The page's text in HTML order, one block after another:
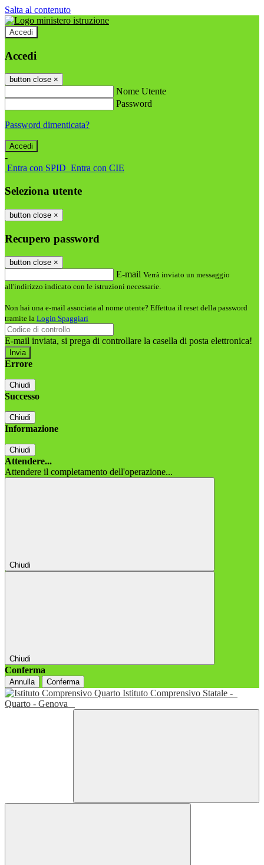
Salta al contenuto
Accedi
Accedi
button close ×
Nome Utente
Password
Password dimenticata?
-
Entra con SPID Entra con CIE
Seleziona utente
button close ×
Recupero password
button close ×
E-mail Verrà inviato un messaggio
all'indirizzo indicato con le istruzioni necessarie.
Non hai una e-mail associata al nome utente? Effettua il reset della password
tramite la Login Spaggiari
E-mail inviata, si prega di controllare la casella di posta elettronica!
Errore
Chiudi
Successo
Chiudi
Informazione
Chiudi
Attendere...
Attendere il completamento dell'operazione...
Chiudi
Chiudi
Conferma
Annulla Conferma
Istituto Comprensivo Statale -
Quarto - Genova